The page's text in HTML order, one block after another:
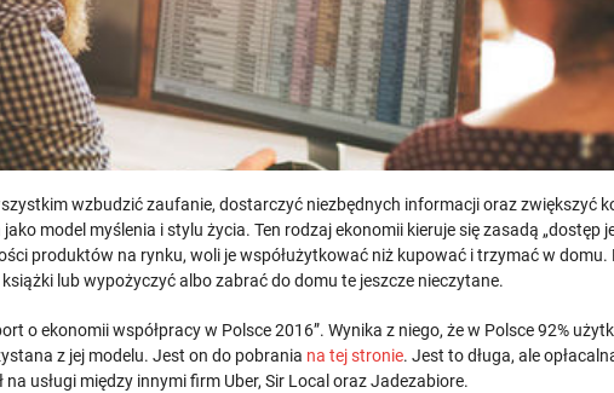
wzbudzić zaufanie, dostarczyć niezbędnych informacji oraz zwiększyć
model myślenia i stylu życia. Ten rodzaj ekonomii kieruje się zasadą „dostęp
produktów na rynku, woli je współużytkować niż kupować i trzymać w domu.
lub wypożyczyć albo zabrać do domu te jeszcze nieczytane.
o ekonomii współpracy w Polsce 2016”. Wynika z niego, że w Polsce 92%
z jej modelu. Jest on do pobrania na tej stronie. Jest to długa, ale
usługi między innymi firm Uber, Sir Local oraz Jadezabiore.